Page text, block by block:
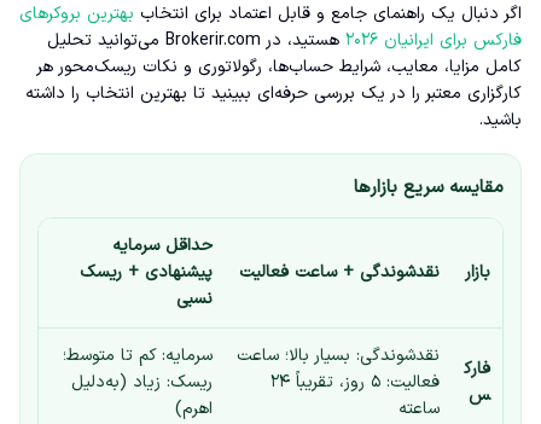
اگر دنبال یک راهنمای جامع و قابل اعتماد برای انتخاب بهترین بروکرهای
فارکس برای ایرانیان ۲۰۲۶
هستید، در Brokerir.com می‌توانید تحلیل
کامل مزایا، معایب، شرایط حساب‌ها، رگولاتوری و نکات ریسک‌محور هر
کارگزاری معتبر را در یک بررسی حرفه‌ای ببینید تا بهترین انتخاب را داشته
باشید.
مقایسه سریع بازارها
بازار نقدشوندگی + ساعت فعالیت
حداقل سرمایه
پیشنهادی + ریسک
نسبی
فارک
س
نقدشوندگی: بسیار بالا؛ ساعت
فعالیت: ۵ روز، تقریباً ۲۴
ساعته
سرمایه: کم تا متوسط؛
ریسک: زیاد (به‌دلیل
اهرم)